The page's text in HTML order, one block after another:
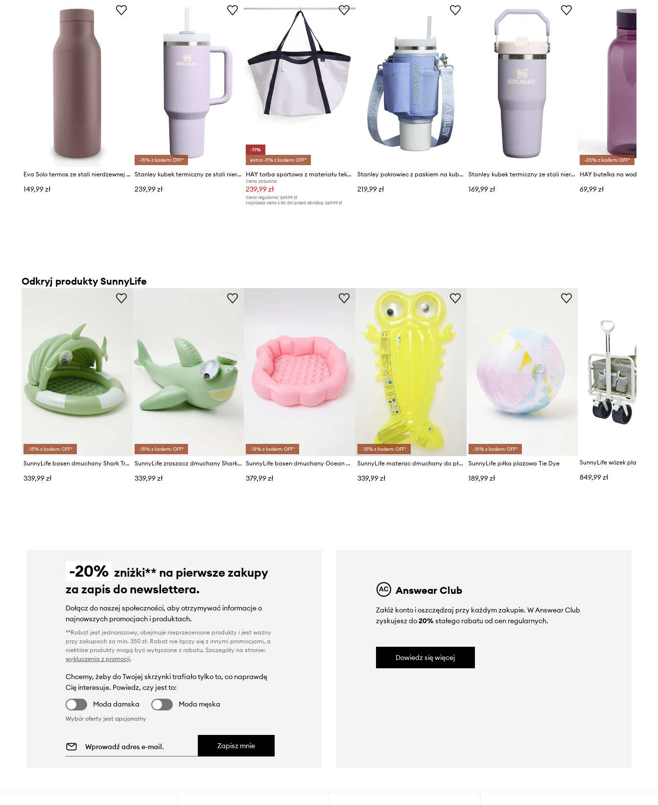
Eva Solo termos ze stali nierdzewnej 0,5 l
149,99 zł
-15% z kodem: OFF*
Stanley kubek termiczny ze stali nierdzewnej Quencher® H2.O FlowState™ 1.18L
239,99 zł
-11%
extra -5% z kodem: OFF*
HAY torba sportowa z materiału tekstylnego 36 x 70 x 32 cm
Cena aktualna:
239,99 zł
Cena regularna: 269,99 zł
Najniższa cena z 30 dni przed obniżką: 269,99 zł
Stanley pokrowiec z paskiem na kubek termiczny The All-Day Quencher Carry-All 1,18 l
219,99 zł
Stanley kubek termiczny ze stali nierdzewnej The IceFlow™ Flip Straw 2.0 Tumbler 0.41L
169,99 zł
-25% z kodem: OFF*
HAY butelka na wodę Miz
69,99 zł
Odkryj produkty SunnyLife
-15% z kodem: OFF*
SunnyLife basen dmuchany Shark Tribe
339,99 zł
-15% z kodem: OFF*
SunnyLife zraszacz dmuchany Shark Tribe
339,99 zł
-15% z kodem: OFF*
SunnyLife basen dmuchany Ocean Treasure
379,99 zł
-15% z kodem: OFF*
SunnyLife materac dmuchany do pływania Luxe Lie-On Float
339,99 zł
-15% z kodem: OFF*
SunnyLife piłka plażowa Tie Dye
189,99 zł 849,99 zł
-20% zniżki** na pierwsze zakupy
za zapis do newslettera.
Dołącz do naszej społeczności, aby otrzymywać informacje o
najnowszych promocjach i produktach.
**Rabat jest jednorazowy, obejmuje nieprzecenione produkty i jest ważny
przy zakupach za min. 350 zł. Rabat nie łączy się z innymi promocjami, a
niektóre produkty mogą być wyłączone z rabatu. Szczegóły na stronie:
wykluczenia z promocji.
Chcemy, żeby do Twojej skrzynki trafiało tylko to, co naprawdę
Cię interesuje. Powiedz, czy jest to:
Moda damska
Moda męska
Wybór oferty jest opcjonalny
Zapisz mnie
Answear Club
Załóż konto i oszczędzaj przy każdym zakupie. W Answear Club
zyskujesz do20%stałego rabatu od cen regularnych.
Dowiedz się więcej